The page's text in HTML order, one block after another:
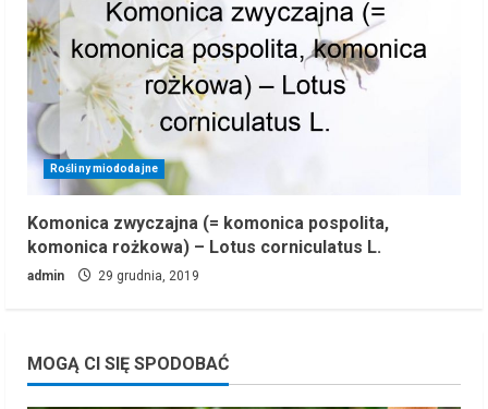
Rośliny miododajne
Komonica zwyczajna (= komonica pospolita,
komonica rożkowa) – Lotus corniculatus L.
admin 29 grudnia, 2019
MOGĄ CI SIĘ SPODOBAĆ